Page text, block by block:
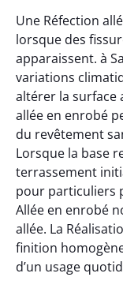
Une Réfection
lorsque des
apparaissent. à
variations
altérer la surface
allée en enrobé
du revêtement
Lorsque la base
terrassement
pour particuliers
Allée en enrobé
allée. La
finition
d’un usage